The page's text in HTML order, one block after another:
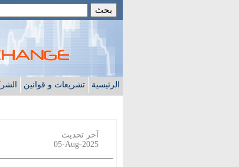
الرئيسية تشريعات و قوانين
آخر تحديث
05-Aug-2025